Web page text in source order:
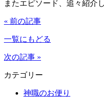
またエピソード、追々紹介
« 前の記事
一覧にもどる
次の記事 »
カテゴリー
神職のお便り